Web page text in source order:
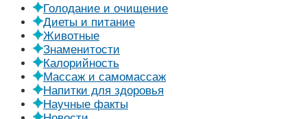
Голодание и очищение
Диеты и питание
Животные
Знаменитости
Калорийность
Массаж и самомассаж
Напитки для здоровья
Научные факты